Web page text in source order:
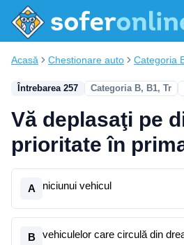
Acasă Chestionare auto Categoria
Întrebarea 257 Categoria B, B1, Tr
Vă deplasaţi pe
prioritate în
A niciunui vehicul
B vehiculelor care circulă din